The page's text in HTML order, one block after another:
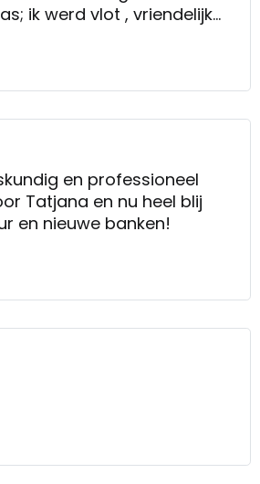
ik werd vlot , vriendelijk
en professioneel
Tatjana en nu heel blij
en nieuwe banken!